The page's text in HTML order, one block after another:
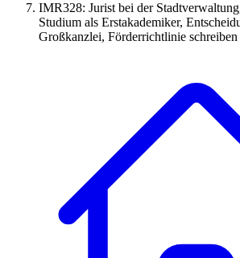
IMR328: Jurist bei der
Studium als Erstakademiker,
Großkanzlei, Förderrichtlinie schreiben